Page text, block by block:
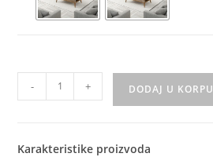
- + DODAJ U KORPU
Karakteristike proizvoda